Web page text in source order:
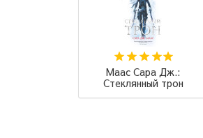
трон,, а после ,,Клинок
хочет бурю эмоций, так
через что и с чем ...→